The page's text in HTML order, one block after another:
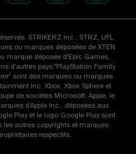
STRIKERZ Inc., STRZ, UFL
ou marques déposées de XTEN
marque déposée d'Epic Games,
d'autres pays."PlayStation Family
sont des marques ou marques
Inc. Xbox, Xbox Sphere et
de sociétés Microsoft. Apple, le
d’Apple Inc., déposées aux
Play et le logo Google Play sont
les autres copyrights et marques
respectifs.